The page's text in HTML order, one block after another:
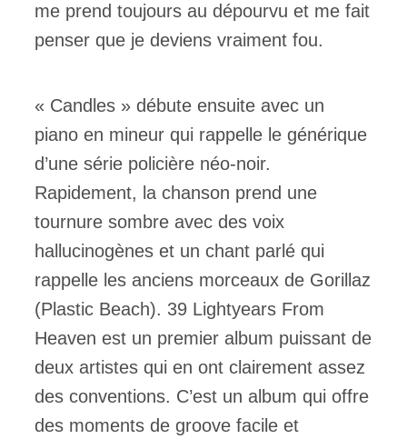
me prend toujours au dépourvu et me fait
penser que je deviens vraiment fou.
« Candles » débute ensuite avec un
piano en mineur qui rappelle le générique
d’une série policière néo-noir.
Rapidement, la chanson prend une
tournure sombre avec des voix
hallucinogènes et un chant parlé qui
rappelle les anciens morceaux de Gorillaz
(Plastic Beach). 39 Lightyears From
Heaven est un premier album puissant de
deux artistes qui en ont clairement assez
des conventions. C’est un album qui offre
des moments de groove facile et